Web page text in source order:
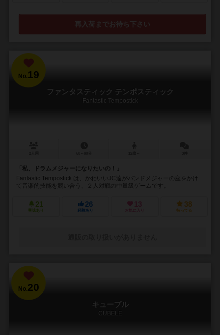
再入荷までお待ち下さい
No.19
ファンタスティック テンポスティック
Fantastic Tempostick
「私、ドラムメジャーになりたいの！」
Fantastic Tempostick は、かわいいJC達がバンドメジャーの座をかけ
て音楽的技能を競い合う、２人対戦の中量級ゲームです。
21
興味あり
26
経験あり
13
お気に入り
38
持ってる
No.20
キューブル
CUBELE